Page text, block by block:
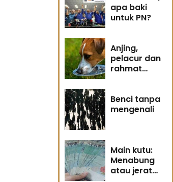
apa baki
untuk PN?
Anjing,
pelacur dan
rahmat
Benci tanpa
mengenali
Main kutu:
Menabung
atau jerat